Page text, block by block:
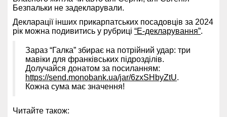
Безпальки не задекларували.
Декларації інших прикарпатських посадовців за 2024
рік можна подивитись у рубриці “Е-декларування”.
Зараз “Галка” збирає на потрійний удар: три
мавіки для франківських підрозділів.
Долучайся донатом за посиланням:
https://send.monobank.ua/jar/6zxSHbyZtU.
Кожна сума має значення!
Читайте також: